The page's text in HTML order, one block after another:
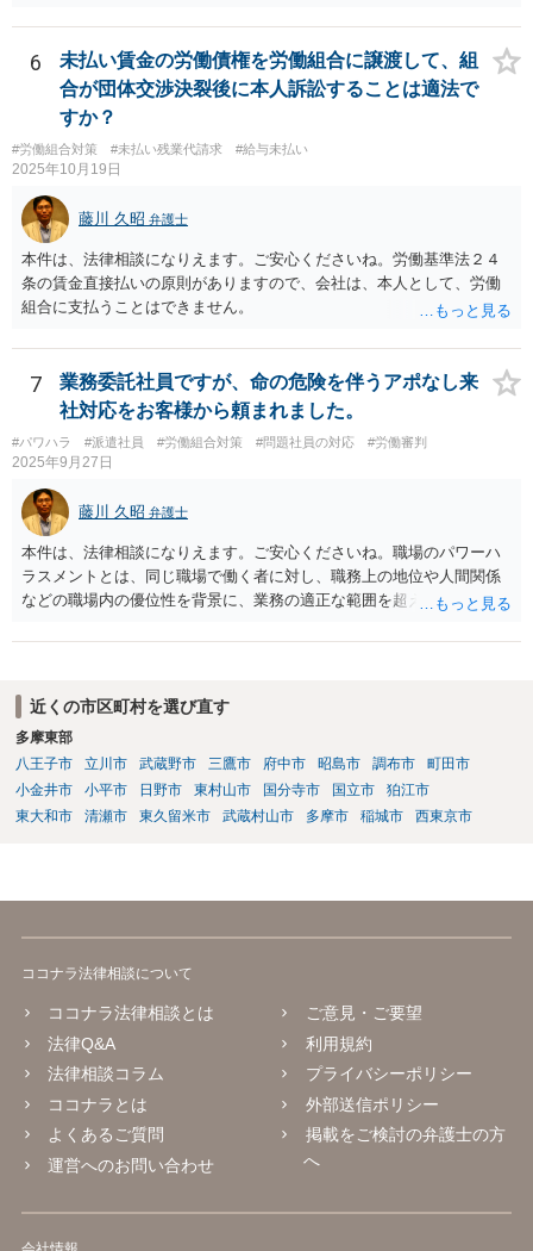
しい案件です。労働組合への相談も有効です。就業規則の変更では変
更できない労働条件の場合（労働契約法１０条但書）は、労働者の同
意が必要です。この場合、真の同意がいるとされる場合も十分にあり
ます。就業規則の不利益変更問題であれば労働契約法１０条本文に基
づいて判断されます。周知性と合理性の要件の有無が問題となりま
す。合理性は必要性、不利益性、相当性、その他の要素から判断され
ます。良い解決になりますよう祈念しております。法的責任をきちん
と追及されたい場合には、労働法にかなり詳しく、上記に関係した法
理等にも通じた弁護士等に相談し、法的に正確に分析してもらい、今
後の対応を検討するべきです。
6
未払い賃金の労働債権を労働組合に譲渡して、組
合が団体交渉決裂後に本人訴訟することは適法で
すか？
#労働組合対策 #未払い残業代請求 #給与未払い
2025年10月19日
藤川 久昭 弁護士
本件は、法律相談になりえます。ご安心くださいね。労働基準法２４
条の賃金直接払いの原則がありますので、会社は、本人として、労働
組合に支払うことはできません。
7
業務委託社員ですが、命の危険を伴うアポなし来
社対応をお客様から頼まれました。
#パワハラ #派遣社員 #労働組合対策 #問題社員の対応 #労働審判
2025年9月27日
藤川 久昭 弁護士
本件は、法律相談になりえます。ご安心くださいね。職場のパワーハ
ラスメントとは、同じ職場で働く者に対し、職務上の地位や人間関係
などの職場内の優位性を背景に、業務の適正な範囲を超えて、精神
本件の言動が、これらに該当するかどうか、証拠に基づいて、子細な
きちんと追及されたい場合には、労働法にかなり詳しく、上記に関係
した法理等にも通じた弁護士等に相談し、法的に正確に分析してもら
い、今後の対応を検討するべきです。
近くの市区町村を選び直す
多摩東部
八王子市
立川市 武蔵野市 三鷹市 府中市 昭島市 調布市
町田市
小金井市
小平市 日野市 東村山市 国分寺市 国立市
狛江市
東大和市
清瀬市 東久留米市 武蔵村山市 多摩市 稲城市 西東京市
ココナラ法律相談について
ココナラ法律相談とは
法律Q&A
法律相談コラム
ココナラとは
よくあるご質問
運営へのお問い合わせ
ご意見・ご要望
利用規約
プライバシーポリシー
外部送信ポリシー
掲載をご検討の弁護士の方
へ